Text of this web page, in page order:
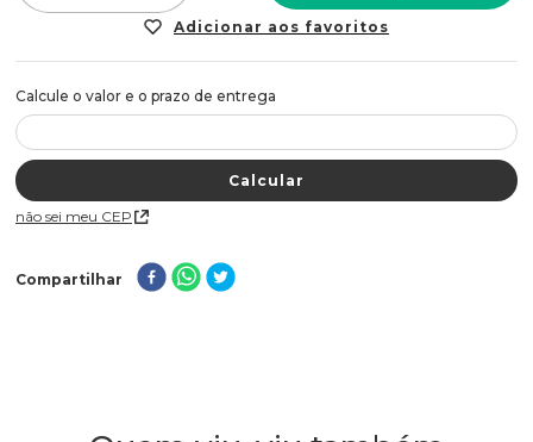
Não sei meu CEP
Compartilhar